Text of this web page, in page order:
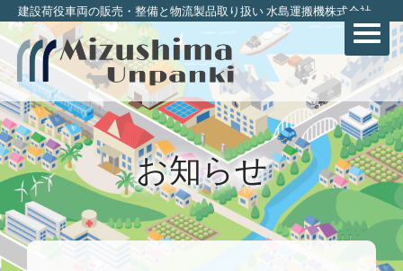
建設荷役車両の販売・整備と物流製品取り扱い 水島運搬機株式会社
お知らせ